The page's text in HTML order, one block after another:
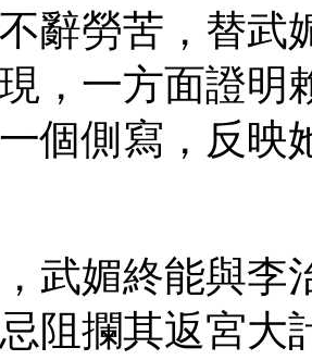
辭勞苦，替武
，一方面證明
個側寫，反映
武媚終能與李
阻攔其返宮大